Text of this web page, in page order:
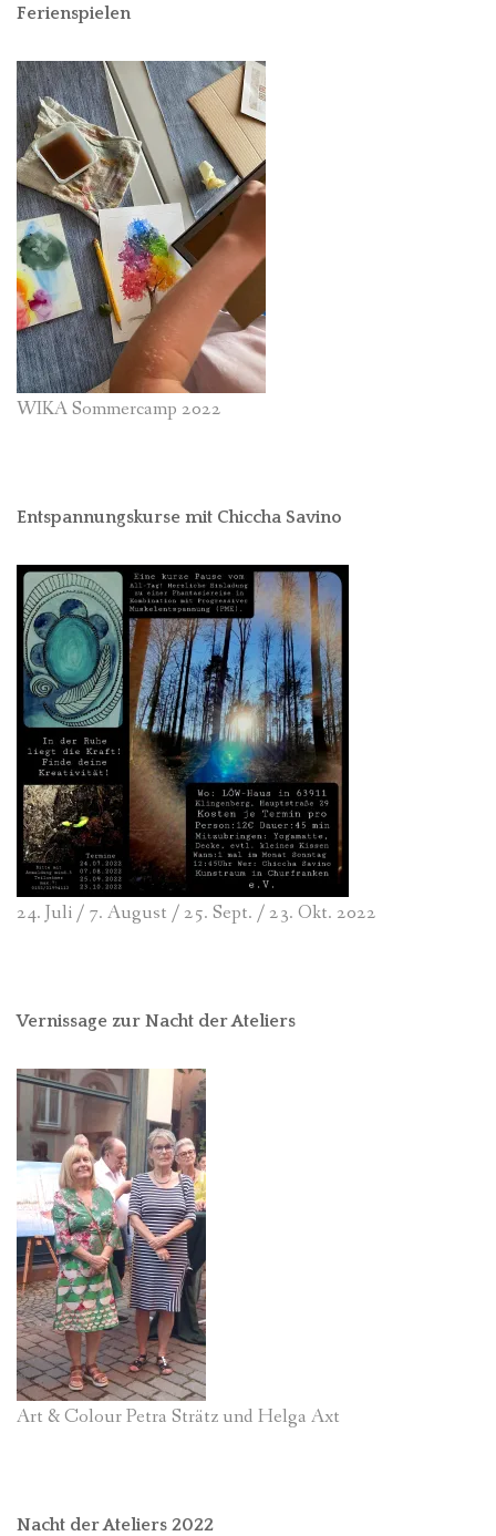
Ferienspielen
WIKA Sommercamp 2022
Entspannungskurse mit Chiccha Savino
24. Juli / 7. August / 25. Sept. / 23. Okt. 2022
Vernissage zur Nacht der Ateliers
Art & Colour Petra Strätz und Helga Axt
Nacht der Ateliers 2022